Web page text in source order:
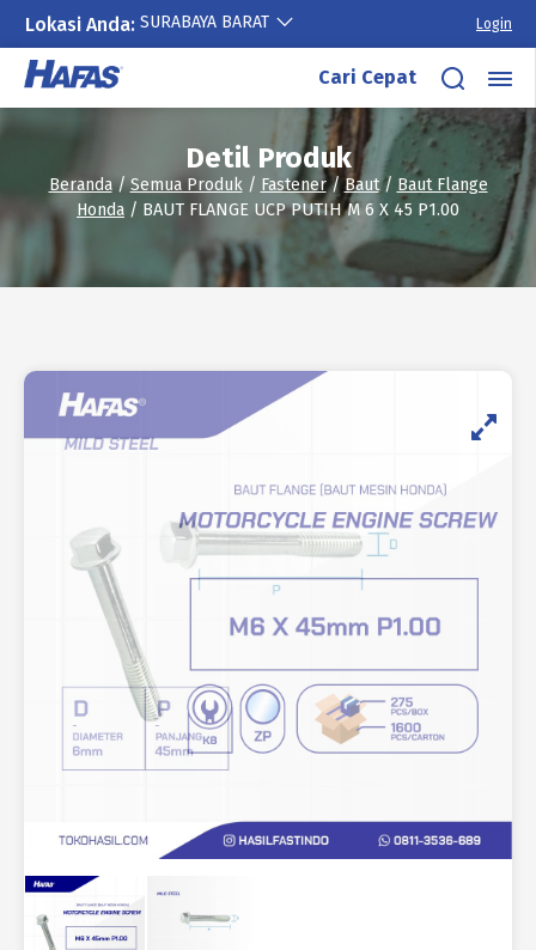
Lokasi Anda: SURABAYA BARAT Login
Lewati
konten
Cari Cepat
Detil Produk
Beranda/Semua Produk/ Fastener/Baut/ Baut Flange
Honda / BAUT FLANGE UCP PUTIH M 6 X 45 P1.00